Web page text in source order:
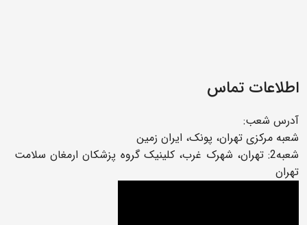
اطلاعات تماس
آدرس شعب:
شعبه مرکزی تهران، پونک، ایران زمین
شعبه2: تهران، شهرک غرب، کلینیک گروه پزشکان ارمغان سلامت
تهران